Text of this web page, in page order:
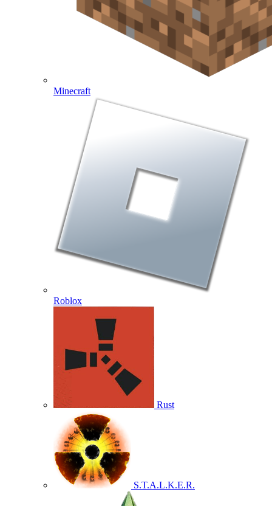
Minecraft
Roblox
Rust
S.T.A.L.K.E.R.